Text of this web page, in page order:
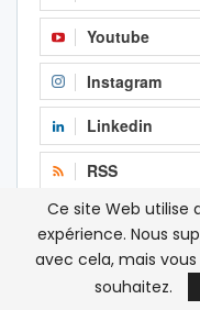
Youtube
Instagram
Linkedin
RSS
Facebook
Ce site Web utilise
expérience. Nous
avec cela, mais
souhaitez.